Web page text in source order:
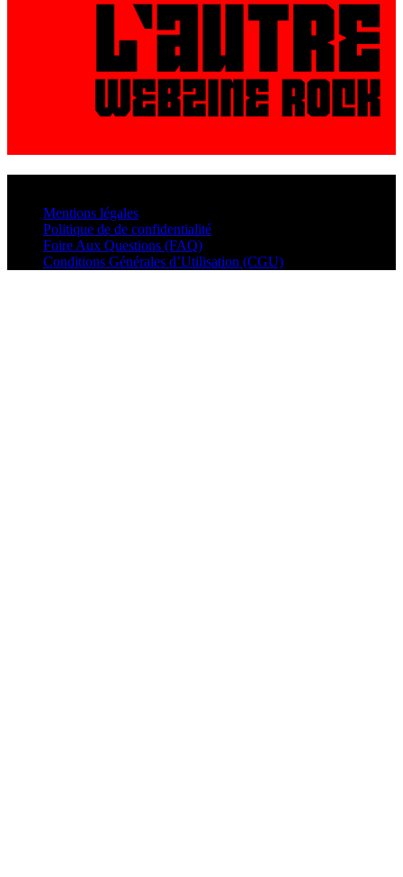
Mentions légales
Politique de de confidentialité
Foire Aux Questions (FAQ)
Conditions Générales d’Utilisation (CGU)